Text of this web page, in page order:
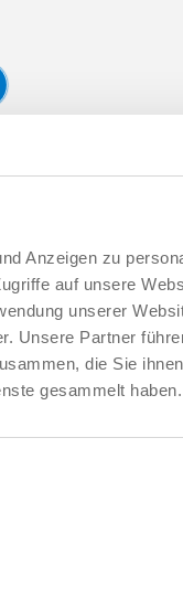
Anzeigen zu
auf unsere
unserer
Unsere Partner
die Sie
gesammelt